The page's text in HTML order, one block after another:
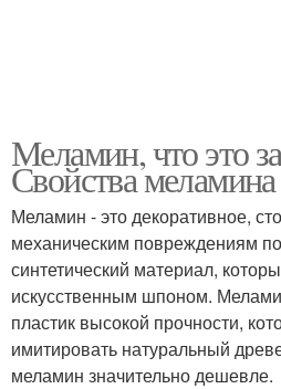
Меламин, что это
Свойства меламина
Меламин - это декоративное,
механическим повреждениям
синтетический материал,
искусственным шпоном.
пластик высокой прочности,
имитировать натуральный
меламин значительно дешевле.